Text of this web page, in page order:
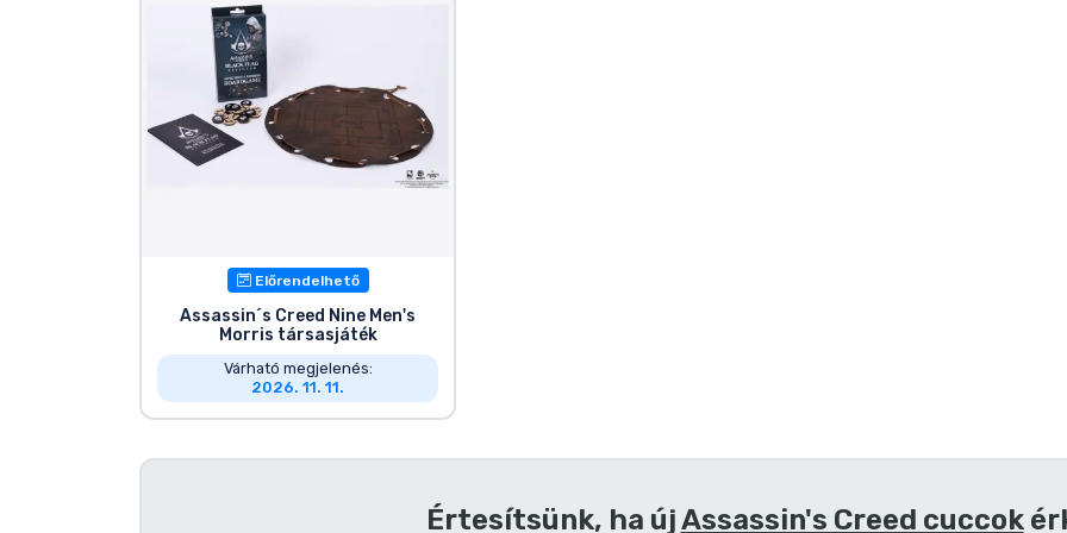
Előrendelhető
Assassin´s Creed Nine Men's
Morris társasjáték
Várható megjelenés:
2026. 11. 11.
Értesítsünk, ha újAssassin's Creed cuccok
Szállítás és fizetés
Sorozatos cuccok
Filmes cuccok
Gamer cuccok
Sportos cuccok